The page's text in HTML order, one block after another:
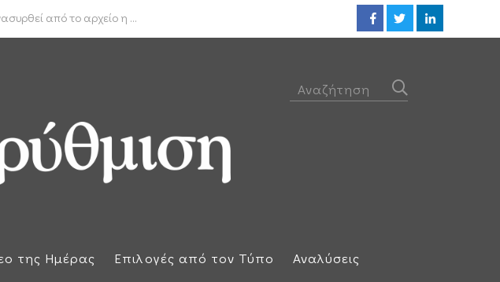
από το αρχείο η ...
των νοικοκυριών Προθεσμία για να
της Ημέρας Επιλογές από τον Τύπο
Αναλύσεις